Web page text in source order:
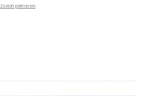
Zostań partnerem